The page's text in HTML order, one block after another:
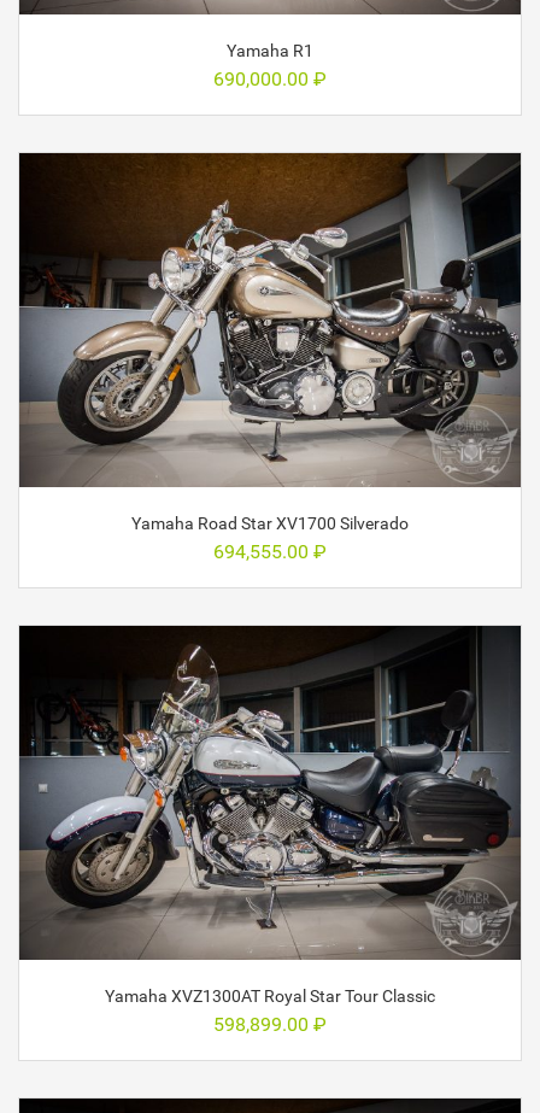
Yamaha R1
690,000.00 ₽
Yamaha Road Star XV1700 Silverado
694,555.00 ₽
Yamaha XVZ1300AT Royal Star Tour Classic
598,899.00 ₽